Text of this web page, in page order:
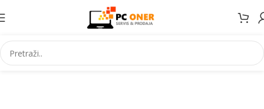
Početna Elektronika Mobiteli Maske za mobitele i dodaci